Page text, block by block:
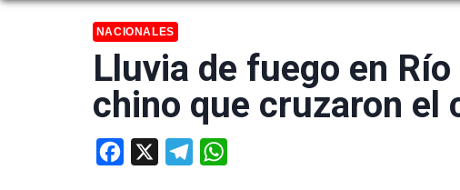
NACIONALES
Lluvia de fuego en
chino que cruzaron el
Facebook Telegram